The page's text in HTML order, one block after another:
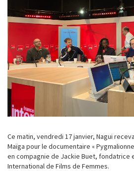
Ce matin, vendredi 17 janvier, Nagui
Maïga pour le documentaire «
en compagnie de Jackie Buet, fondatrice
International de Films de Femmes.